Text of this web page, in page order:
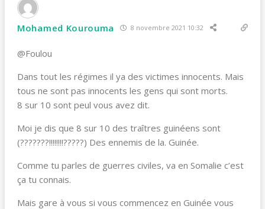
Mohamed Kourouma 8 novembre 2021 10:32
@Foulou
Dans tout les régimes il ya des victimes innocents. Mais
tous ne sont pas innocents les gens qui sont morts.
8 sur 10 sont peul vous avez dit.
Moi je dis que 8 sur 10 des traîtres guinéens sont
(???????!!!!!!!!?????) Des ennemis de la. Guinée.
Comme tu parles de guerres civiles, va en Somalie c’est
ça tu connais.
Mais gare à vous si vous commencez en Guinée vous